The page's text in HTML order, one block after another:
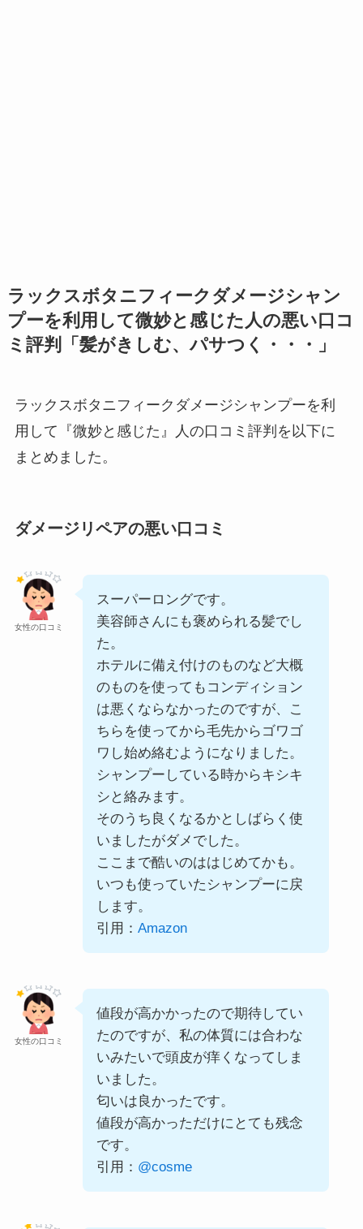
ラックスボタニフィークダメージシャン
プーを利用して微妙と感じた人の悪い口コ
ミ評判「髪がきしむ、パサつく・・・」
ラックスボタニフィークダメージシャンプーを利
用して『微妙と感じた』人の口コミ評判を以下に
まとめました。
ダメージリペアの悪い口コミ
女性の口コミ
スーパーロングです。
美容師さんにも褒められる髪でし
た。
ホテルに備え付けのものなど大概
のものを使ってもコンディション
は悪くならなかったのですが、こ
ちらを使ってから毛先からゴワゴ
ワし始め絡むようになりました。
シャンプーしている時からキシキ
シと絡みます。
そのうち良くなるかとしばらく使
いましたがダメでした。
ここまで酷いのははじめてかも。
いつも使っていたシャンプーに戻
します。
引用： Amazon
女性の口コミ
値段が高かかったので期待してい
たのですが、私の体質には合わな
いみたいで頭皮が痒くなってしま
いました。
匂いは良かったです。
値段が高かっただけにとても残念
です。
引用： @cosme